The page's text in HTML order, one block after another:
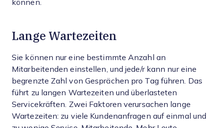
können.
Lange Wartezeiten
Sie können nur eine bestimmte Anzahl an
Mitarbeitenden einstellen, und jede/r kann nur eine
begrenzte Zahl von Gesprächen pro Tag führen. Das
führt zu langen Wartezeiten und überlasteten
Servicekräften. Zwei Faktoren verursachen lange
Wartezeiten: zu viele Kundenanfragen auf einmal und